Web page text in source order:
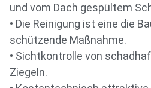
und vom Dach gespültem
• Die Reinigung ist eine die
schützende Maßnahme.
• Sichtkontrolle von
Ziegeln.